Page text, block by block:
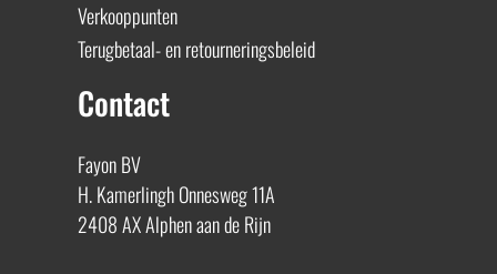
Verkooppunten
Terugbetaal- en retourneringsbeleid
Contact
Fayon BV
H. Kamerlingh Onnesweg 11A
2408 AX Alphen aan de Rijn